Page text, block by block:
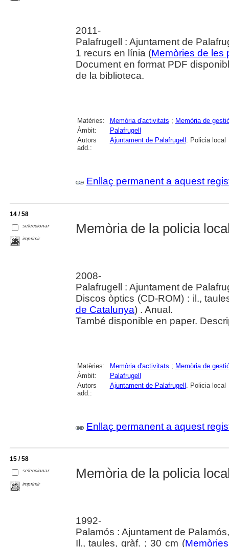
2011-
Palafrugell : Ajuntament de
1 recurs en línia (Memòries de les
Document en format PDF
de la biblioteca.
Matèries: Memòria d'activitats ; Memòria de
Àmbit:
Palafrugell
Autors
add.:
Ajuntament de Palafrugell . Policia local
Enllaç permanent a aquest
14 / 58
seleccionar
imprimir
Memòria de la policia
2008-
Palafrugell : Ajuntament de
Discos òptics (CD-ROM) : il.,
de Catalunya) . Anual.
També disponible en paper.
Matèries: Memòria d'activitats ; Memòria de
Àmbit:
Palafrugell
Autors
add.:
Ajuntament de Palafrugell . Policia local
Enllaç permanent a aquest
15 / 58
seleccionar
imprimir
Memòria de la policia
1992-
Palamós : Ajuntament de
Il., taules, gràf. ; 30 cm (